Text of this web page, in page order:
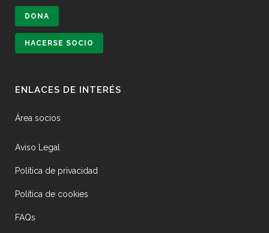
DONA
HACERSE SOCIO
ENLACES DE INTERÉS
Área socios
Aviso Legal
Política de privacidad
Política de cookies
FAQs